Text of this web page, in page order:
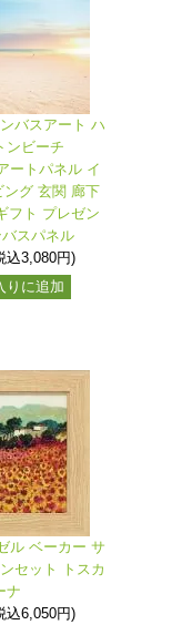
バスアート ハ
ンビーチ
ートパネル イ
ング 玄関 廊下
フト プレゼン
バスパネル
込3,080円)
りに追加
ル ベーカー サ
セット トスカ
ナ
込6,050円)